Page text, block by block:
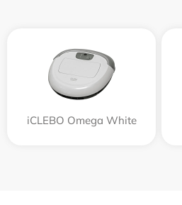
iCLEBO Omega White